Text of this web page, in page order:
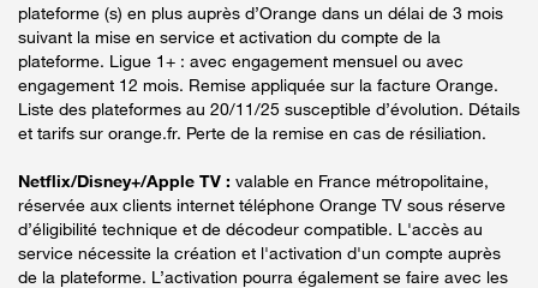
plateforme (s) en plus auprès d’Orange dans un délai de 3 mois
suivant la mise en service et activation du compte de la
plateforme. Ligue 1+ : avec engagement mensuel ou avec
engagement 12 mois. Remise appliquée sur la facture Orange.
Liste des plateformes au 20/11/25 susceptible d’évolution. Détails
et tarifs sur orange.fr. Perte de la remise en cas de résiliation.
Netflix/Disney+/Apple TV : valable en France métropolitaine,
réservée aux clients internet téléphone Orange TV sous réserve
d’éligibilité technique et de décodeur compatible. L'accès au
service nécessite la création et l'activation d'un compte auprès
de la plateforme. L’activation pourra également se faire avec les